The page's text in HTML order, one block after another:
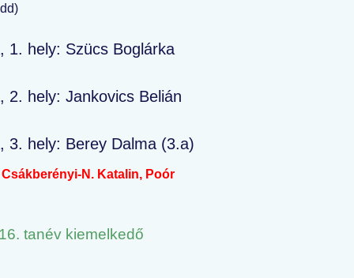
1. hely: Szücs Boglárka
2. hely: Jankovics Belián
3. hely: Berey Dalma (3.a)
N. Katalin, Poór
tanév kiemelkedő